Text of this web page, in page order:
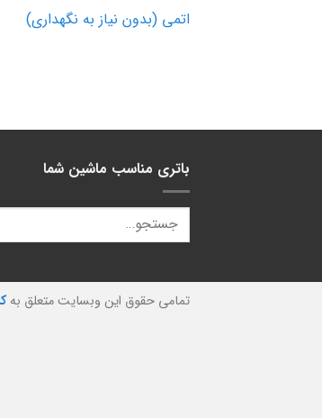
اتمی (بدون نیاز به نگهداری)
باتری مناسب ماشین شما
تمامی حقوق این وبسایت متعلق به